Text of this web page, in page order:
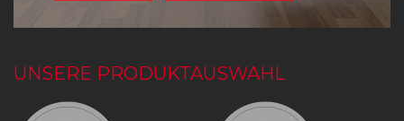
UNSERE PRODUKTAUSWAHL